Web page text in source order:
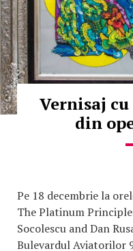
Vernisaj
din
Pe 18 decembrie la
The Platinum
Socolescu and Dan
Bulevardul Aviatorilor